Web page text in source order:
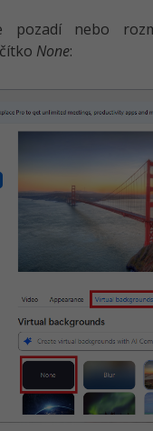
pozadí nebo
None: